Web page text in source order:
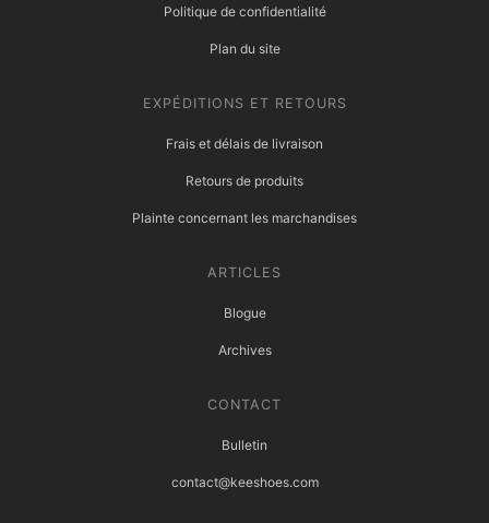
Politique de confidentialité
Plan du site
EXPÉDITIONS ET RETOURS
Frais et délais de livraison
Retours de produits
Plainte concernant les marchandises
ARTICLES
Blogue
Archives
CONTACT
Bulletin
contact@keeshoes.com